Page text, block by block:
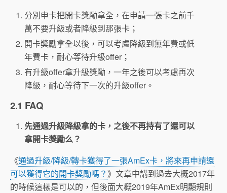
分別申卡把開卡獎勵拿全，在申請一張卡之前千
萬不要升級或者降級到那張卡；
開卡獎勵拿全以後，可以考慮降級到無年費或低
年費卡，耐心等待升級offer；
有升級offer拿升級獎勵，一年之後可以考慮再次
降級，耐心等待下一次的升級offer。
2.1 FAQ
先通過升級降級拿的卡，之後不再持有了還可以
拿開卡獎勵么？
《通過升級/降級/轉卡獲得了一張AmEx卡，將來再申請還
可以獲得它的開卡獎勵嗎？》文章中講到過去大概2017年
的時候這樣是可以的，但後面大概2019年AmEx明顯規則